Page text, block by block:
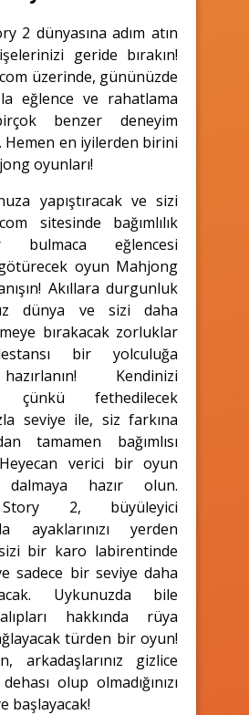
2 dünyasına adım atın
geride bırakın!
üzerinde, gününüzde
eğlence ve rahatlama
benzer deneyim
Hemen en iyilerden birini
oyunları!
yapıştıracak ve sizi
sitesinde bağımlılık
eğlencesi
götürecek oyun Mahjong
Akıllara durgunluk
dünya ve sizi daha
bırakacak zorluklar
bir yolculuğa
Kendinizi
çünkü fethedilecek
seviye ile, siz farkına
tamamen bağımlısı
Heyecan verici bir oyun
dalmaya hazır olun.
2, büyüleyici
ayaklarınızı yerden
bir karo labirentinde
sadece bir seviye daha
Uykunuzda bile
hakkında rüya
türden bir oyun!
arkadaşlarınız gizlice
olup olmadığınızı
başlayacak!